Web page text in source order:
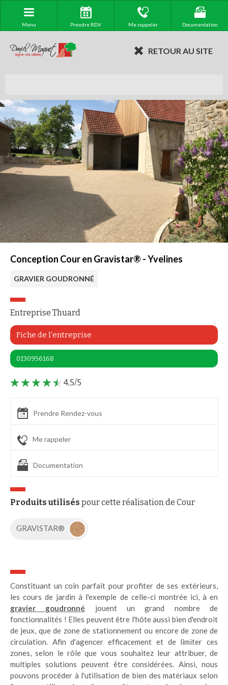
Menu Prendre RDV Me rappeler Documentation
RETOUR AU SITE
Conception Cour en Gravistar® - Yvelines
GRAVIER GOUDRONNÉ
Entreprise Thuard
Fiche de l'entreprise
0130956168
4,5/5
Prendre Rendez-vous
Me rappeler
Documentation
Produits utilisés pour cette réalisation de Cour
GRAVISTAR®
Constituant un coin parfait pour profiter de ses extérieurs,
les cours de jardin à l'exemple de celle-ci montrée ici, à en
gravier goudronné jouent un grand nombre de
fonctionnalités ! Elles peuvent être l'hôte aussi bien d'endroit
de jeux, que de zone de stationnement ou encore de zone de
circulation. Afin d'agencer efficacement et de limiter ces
zones, selon le rôle que vous souhaitez leur attribuer, de
multiples solutions peuvent être considérées. Ainsi, nous
pouvons procéder à l'utilisation de bien des matériaux selon